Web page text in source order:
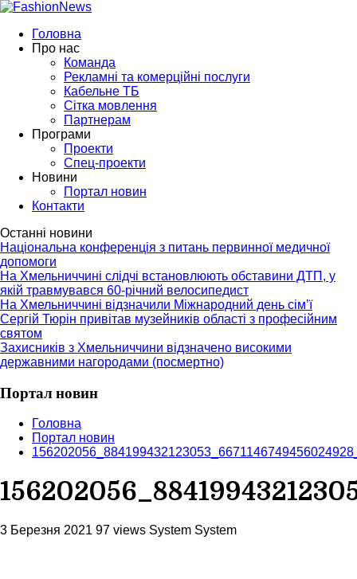
Головна
Про нас
Команда
Рекламні та комерційні послуги
Кабельне ТБ
Сітка мовлення
Партнерам
Програми
Проекти
Спец-проекти
Новини
Портал новин
Контакти
Останні новини
Національна конференція з питань первинної медичної
допомоги
На Хмельниччині слідчі встановлюють обставини ДТП, у
якій травмувався 60-річний велосипедист
На Хмельниччині відзначили Міжнародний день сім’ї
Сергій Тюрін привітав музейників області з професійним
святом
Захисників з Хмельниччини відзначено високими
державними нагородами (посмертно)
Портал новин
Головна
Портал новин
3 Березня 2021 97 views System System